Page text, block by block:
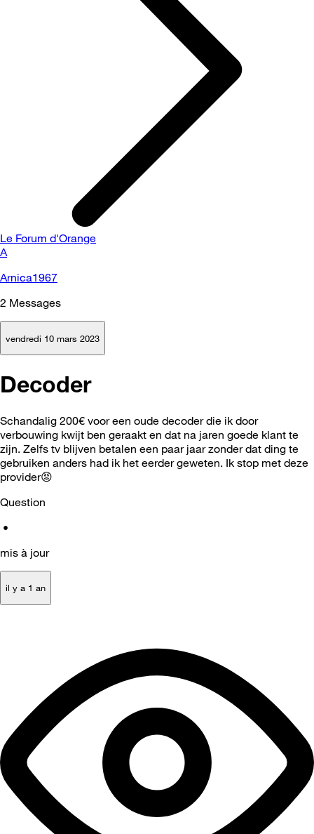
Le Forum d'Orange
A
Arnica1967
2 Messages
vendredi 10 mars 2023
Decoder
Schandalig 200€ voor een oude decoder die ik door
verbouwing kwijt ben geraakt en dat na jaren goede klant te
zijn. Zelfs tv blijven betalen een paar jaar zonder dat ding te
gebruiken anders had ik het eerder geweten. Ik stop met deze
provider😡
Question
•
mis à jour
il y a 1 an